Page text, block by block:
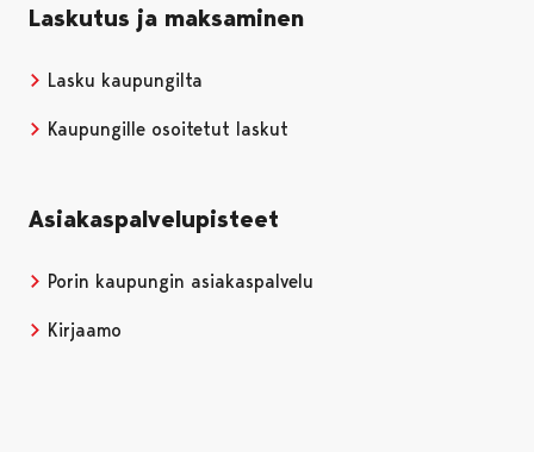
Laskutus ja maksaminen
Lasku kaupungilta
Kaupungille osoitetut laskut
Asiakaspalvelupisteet
Porin kaupungin asiakaspalvelu
Kirjaamo